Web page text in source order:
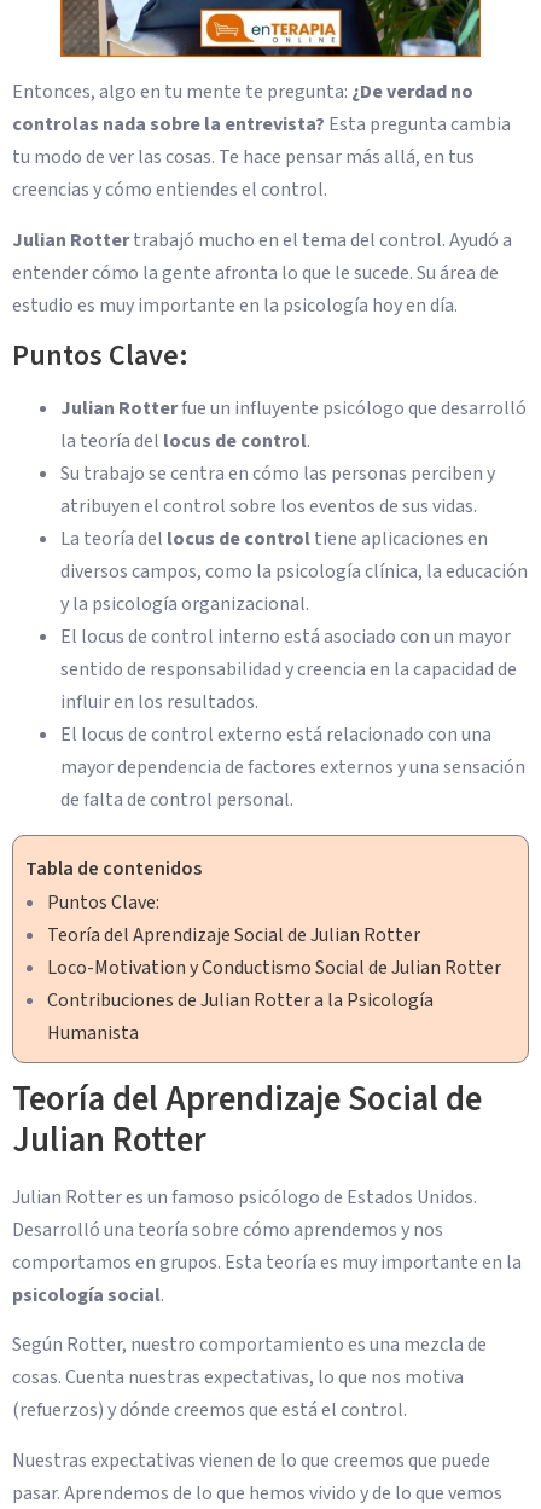
Entonces, algo en tu mente te pregunta: ¿De verdad no
controlas nada sobre la entrevista? Esta pregunta cambia
tu modo de ver las cosas. Te hace pensar más allá, en tus
creencias y cómo entiendes el control.
Julian Rottertrabajó mucho en el tema del control. Ayudó a
entender cómo la gente afronta lo que le sucede. Su área de
estudio es muy importante en la psicología hoy en día.
Puntos Clave:
Julian Rotterfue un influyente psicólogo que desarrolló
la teoría del locus de control.
Su trabajo se centra en cómo las personas perciben y
atribuyen el control sobre los eventos de sus vidas.
La teoría del locus de controltiene aplicaciones en
diversos campos, como la psicología clínica, la educación
y la psicología organizacional.
El locus de control interno está asociado con un mayor
sentido de responsabilidad y creencia en la capacidad de
influir en los resultados.
El locus de control externo está relacionado con una
mayor dependencia de factores externos y una sensación
de falta de control personal.
Tabla de contenidos
Puntos Clave:
Teoría del Aprendizaje Social de Julian Rotter
Loco-Motivation y Conductismo Social de Julian Rotter
Contribuciones de Julian Rotter a la Psicología
Humanista
Teoría del Aprendizaje Social de
Julian Rotter
Julian Rotter es un famoso psicólogo de Estados Unidos.
Desarrolló una teoría sobre cómo aprendemos y nos
comportamos en grupos. Esta teoría es muy importante en la
psicología social.
Según Rotter, nuestro comportamiento es una mezcla de
cosas. Cuenta nuestras expectativas, lo que nos motiva
(refuerzos) y dónde creemos que está el control.
Nuestras expectativas vienen de lo que creemos que puede
pasar. Aprendemos de lo que hemos vivido y de lo que vemos